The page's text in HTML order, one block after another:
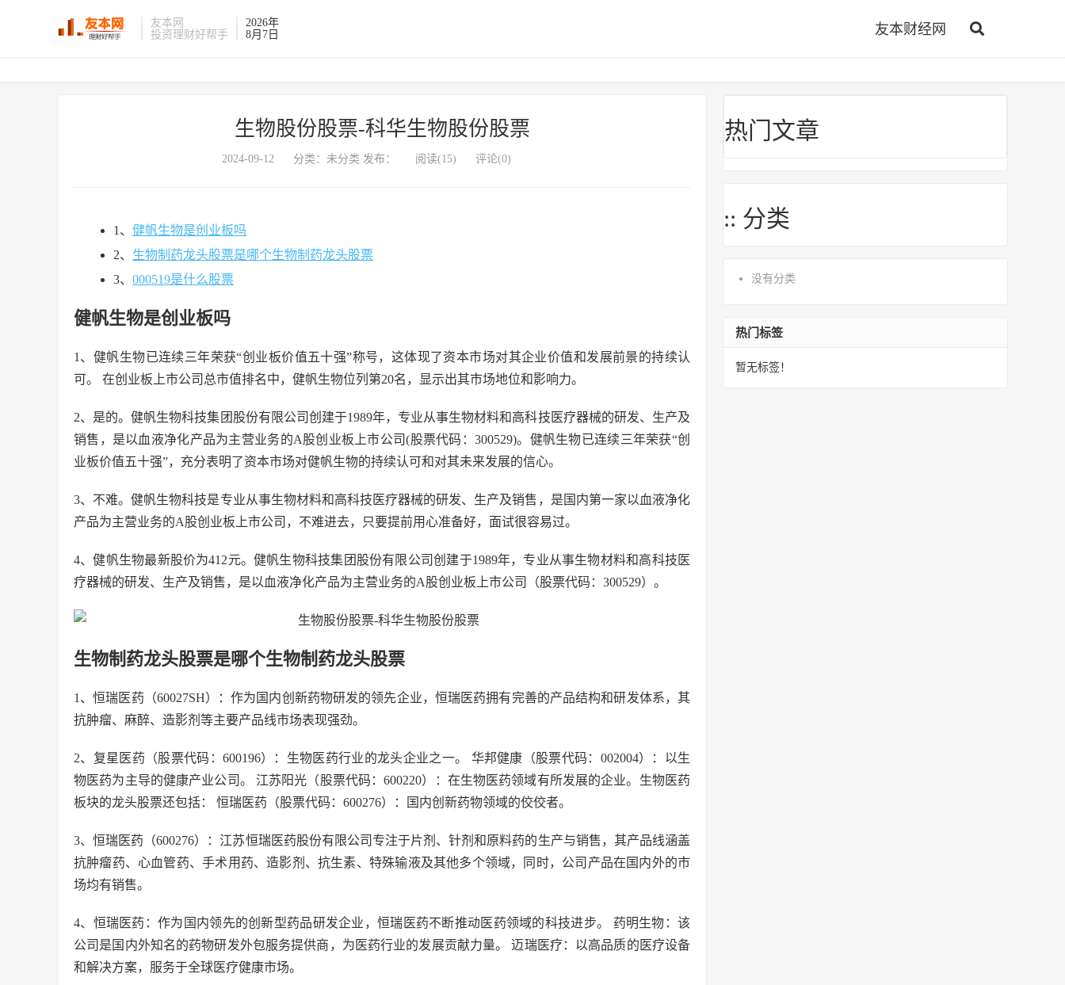
友本网
投资理财好帮手
2026年
8月7日
友本财经网
生物股份股票-科华生物股份股票
2024-09-12 分类：未分类 发布： 阅读(15) 评论(0)
1、 健帆生物是创业板吗
2、 生物制药龙头股票是哪个生物制药龙头股票
3、 000519是什么股票
健帆生物是创业板吗
1、健帆生物已连续三年荣获“创业板价值五十强”称号，这体现了资本市场对其企业价值和发展前景的持续认
可。 在创业板上市公司总市值排名中，健帆生物位列第20名，显示出其市场地位和影响力。
2、是的。健帆生物科技集团股份有限公司创建于1989年，专业从事生物材料和高科技医疗器械的研发、生产及
销售，是以血液净化产品为主营业务的A股创业板上市公司(股票代码：300529)。健帆生物已连续三年荣获“创
业板价值五十强”，充分表明了资本市场对健帆生物的持续认可和对其未来发展的信心。
3、不难。健帆生物科技是专业从事生物材料和高科技医疗器械的研发、生产及销售，是国内第一家以血液净化
产品为主营业务的A股创业板上市公司，不难进去，只要提前用心准备好，面试很容易过。
4、健帆生物最新股价为412元。健帆生物科技集团股份有限公司创建于1989年，专业从事生物材料和高科技医
疗器械的研发、生产及销售，是以血液净化产品为主营业务的A股创业板上市公司（股票代码：300529）。
生物制药龙头股票是哪个生物制药龙头股票
1、恒瑞医药（60027SH）：作为国内创新药物研发的领先企业，恒瑞医药拥有完善的产品结构和研发体系，其
抗肿瘤、麻醉、造影剂等主要产品线市场表现强劲。
2、复星医药（股票代码：600196）：生物医药行业的龙头企业之一。 华邦健康（股票代码：002004）：以生
物医药为主导的健康产业公司。 江苏阳光（股票代码：600220）：在生物医药领域有所发展的企业。生物医药
板块的龙头股票还包括： 恒瑞医药（股票代码：600276）：国内创新药物领域的佼佼者。
3、恒瑞医药（600276）：江苏恒瑞医药股份有限公司专注于片剂、针剂和原料药的生产与销售，其产品线涵盖
抗肿瘤药、心血管药、手术用药、造影剂、抗生素、特殊输液及其他多个领域，同时，公司产品在国内外的市
场均有销售。
4、恒瑞医药：作为国内领先的创新型药品研发企业，恒瑞医药不断推动医药领域的科技进步。 药明生物：该
公司是国内外知名的药物研发外包服务提供商，为医药行业的发展贡献力量。 迈瑞医疗：以高品质的医疗设备
和解决方案，服务于全球医疗健康市场。
热门文章
:: 分类
没有分类
热门标签
暂无标签！